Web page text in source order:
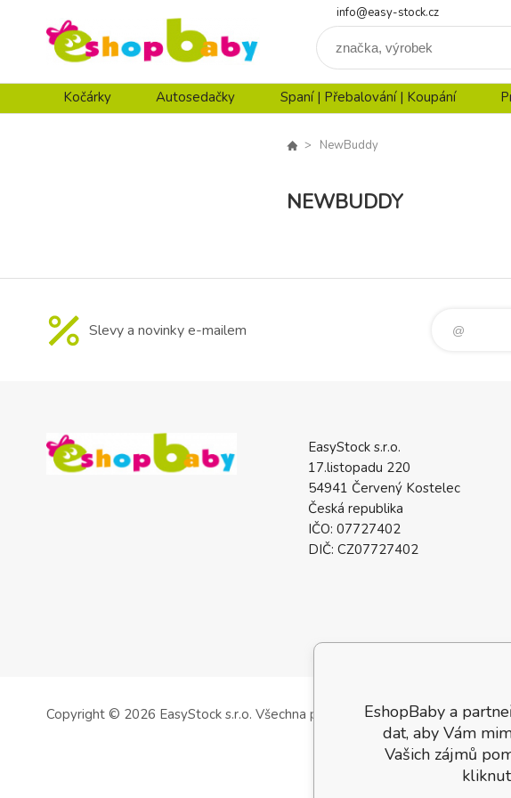
info@easy-stock.cz
Kočárky Autosedačky Spaní | Přebalování | Koupání
NewBuddy
NEWBUDDY
Slevy a novinky e-mailem
EasyStock s.r.o.
17.listopadu 220
54941 Červený Kostelec
Česká republika
IČO: 07727402
DIČ: CZ07727402
Copyright © 2026 EasyStock s.r.o. Všechna práva vyhrazena.EshopBaby a
dat, aby Vám
Vašich zájmů